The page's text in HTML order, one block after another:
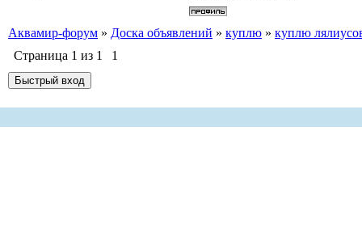
Аквамир-форум » Доска объявлений » куплю » куплю
Страница 1 из 1 1